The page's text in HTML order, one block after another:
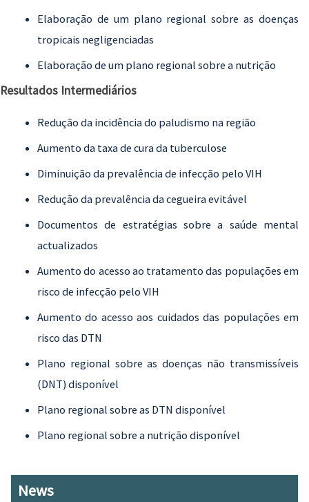
Elaboração de um plano regional sobre as doenças
tropicais negligenciadas
Elaboração de um plano regional sobre a nutrição
Resultados Intermediários
Redução da incidência do paludismo na região
Aumento da taxa de cura da tuberculose
Diminuição da prevalência de infecção pelo VIH
Redução da prevalência da cegueira evitável
Documentos de estratégias sobre a saúde mental
actualizados
Aumento do acesso ao tratamento das populações em
risco de infecção pelo VIH
Aumento do acesso aos cuidados das populações em
risco das DTN
Plano regional sobre as doenças não transmissíveis
(DNT) disponível
Plano regional sobre as DTN disponível
Plano regional sobre a nutrição disponível
News